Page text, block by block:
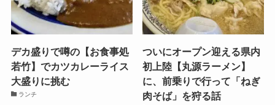
デカ盛りで噂の【お食事処
若竹】でカツカレーライス
大盛りに挑む
ランチ
ついにオープン迎える県内
初上陸【丸源ラーメン】
に、前乗りで行って「ねぎ
肉そば」を狩る話